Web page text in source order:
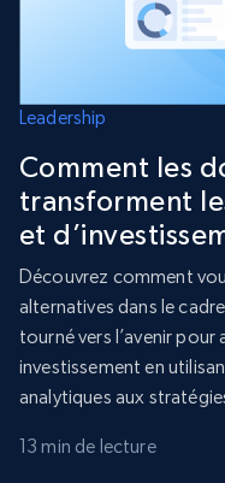
Leadership
Comment les
transforment
et
Découvrez comment
alternatives dans le
tourné vers l’avenir
investissement en
analytiques aux
13 min de lecture